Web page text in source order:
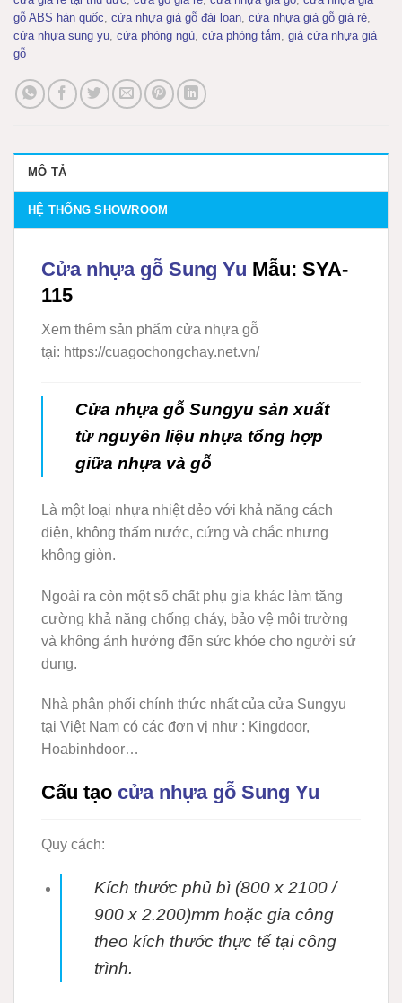
gỗ ABS hàn quốc cửa nhựa giả gỗ đài loan cửa nhựa giả gỗ giá rẻ
cửa nhựa sung yu cửa phòng ngủ cửa phòng tắm giá cửa nhựa giả
gỗ
MÔ TẢ
HỆ THỐNG SHOWROOM
Cửa nhựa gỗ Sung Yu Mẫu: SYA-
115
Xem thêm sản phẩm cửa nhựa gỗ
tại: https://cuagochongchay.net.vn/
Cửa nhựa gỗ Sungyu sản xuất
từ nguyên liệu nhựa tổng hợp
giữa nhựa và gỗ
Là một loại nhựa nhiệt dẻo với khả năng cách
điện, không thấm nước, cứng và chắc nhưng
không giòn.
Ngoài ra còn một số chất phụ gia khác làm tăng
cường khả năng chống cháy, bảo vệ môi trường
và không ảnh hưởng đến sức khỏe cho người sử
dụng.
Nhà phân phối chính thức nhất của cửa Sungyu
tại Việt Nam có các đơn vị như : Kingdoor,
Hoabinhdoor…
Cấu tạo cửa nhựa gỗ Sung Yu
Quy cách:
Kích thước phủ bì (800 x 2100 /
900 x 2.200)mm hoặc gia công
theo kích thước thực tế tạicông
trình.